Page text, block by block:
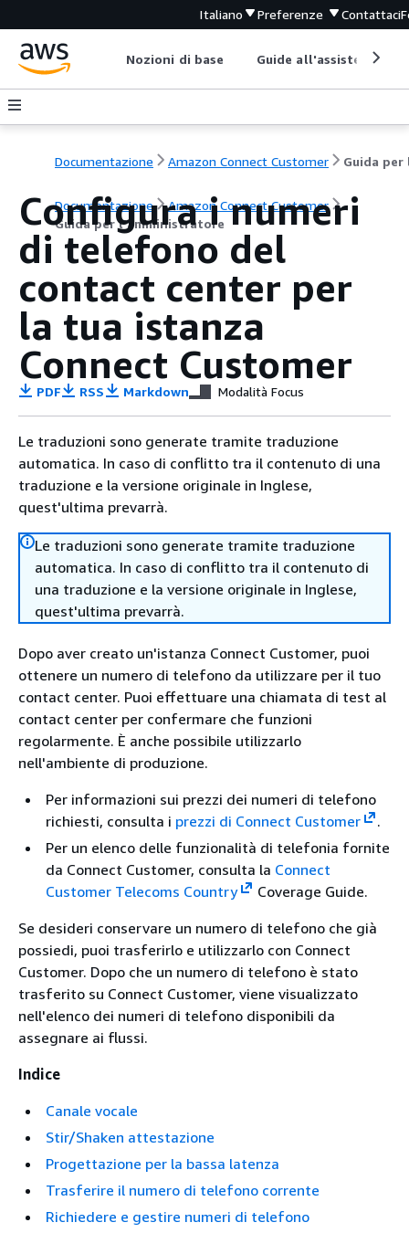
Italiano Preferenze Contattaci
Nozioni di base Guide all'assistenza
Documentazione Amazon Connect Customer
Documentazione
Amazon Connect Customer
Guida per l'amministratore
Configura i numeri
di telefono del
contact center per
la tua istanza
Connect Customer
PDF RSS Markdown Modalità Focus
Le traduzioni sono generate tramite traduzione
automatica. In caso di conflitto tra il contenuto di una
traduzione e la versione originale in Inglese,
quest'ultima prevarrà.
Le traduzioni sono generate tramite traduzione
automatica. In caso di conflitto tra il contenuto di
una traduzione e la versione originale in Inglese,
quest'ultima prevarrà.
Dopo aver creato un'istanza Connect Customer, puoi
ottenere un numero di telefono da utilizzare per il tuo
contact center. Puoi effettuare una chiamata di test al
contact center per confermare che funzioni
regolarmente. È anche possibile utilizzarlo
nell'ambiente di produzione.
Per informazioni sui prezzi dei numeri di telefono
richiesti, consulta i prezzi di Connect Customer
.
Per un elenco delle funzionalità di telefonia fornite
da Connect Customer, consulta la Connect
Customer Telecoms Country
Coverage Guide.
Se desideri conservare un numero di telefono che già
possiedi, puoi trasferirlo e utilizzarlo con Connect
Customer. Dopo che un numero di telefono è stato
trasferito su Connect Customer, viene visualizzato
nell'elenco dei numeri di telefono disponibili da
assegnare ai flussi.
Indice
Canale vocale
Stir/Shaken attestazione
Progettazione per la bassa latenza
Trasferire il numero di telefono corrente
Richiedere e gestire numeri di telefono